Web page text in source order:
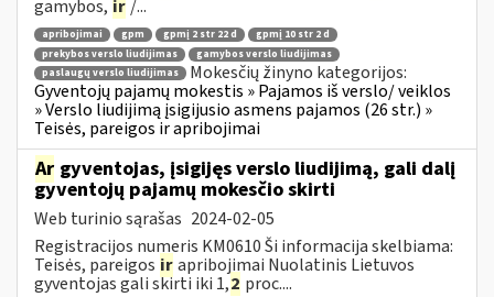
gamybos, ir /...
apribojimai gpm gpmį 2 str 22 d
gpmį 10 str 2 d
prekybos verslo liudijimas
gamybos verslo liudijimas
paslaugų verslo liudijimas
Mokesčių žinyno kategorijos:
Gyventojų pajamų mokestis » Pajamos iš verslo/ veiklos
» Verslo liudijimą įsigijusio asmens pajamos (26 str.) »
Teisės, pareigos ir apribojimai
Ar gyventojas, įsigijęs verslo liudijimą, gali dalį
gyventojų pajamų mokesčio skirti
Web turinio sąrašas 2024-02-05
Registracijos numeris KM0610 Ši informacija skelbiama:
Teisės, pareigos irapribojimai Nuolatinis Lietuvos
gyventojas gali skirti iki 1,2 proc....